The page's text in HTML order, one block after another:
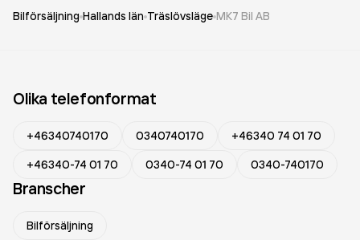
Bilförsäljning Hallands län Träslövsläge MK7 Bil AB
Olika telefonformat
+46340740170 0340740170
+46340 74 01 70
+46340-74 01 70
0340-74 01 70 0340-740170
Branscher
Bilförsäljning